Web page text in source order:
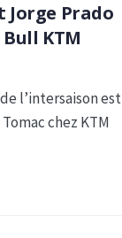
Jorge Prado
Bull KTM
l’intersaison est
chez KTM